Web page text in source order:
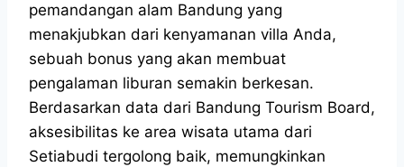
pemandangan alam Bandung yang
menakjubkan dari kenyamanan villa Anda,
sebuah bonus yang akan membuat
pengalaman liburan semakin berkesan.
Berdasarkan data dari Bandung Tourism Board,
aksesibilitas ke area wisata utama dari
Setiabudi tergolong baik, memungkinkan